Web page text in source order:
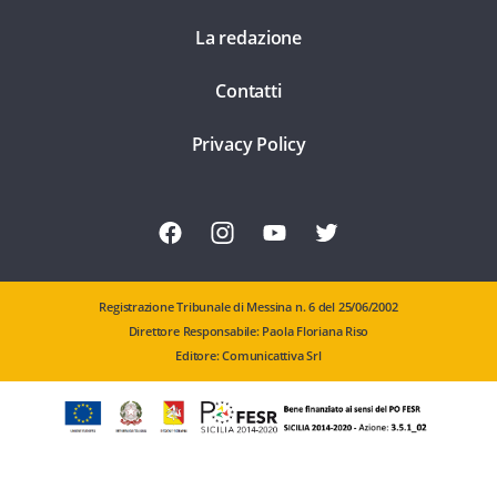
La redazione
Contatti
Privacy Policy
Registrazione Tribunale di Messina n. 6 del 25/06/2002
Direttore Responsabile: Paola Floriana Riso
Editore: Comunicattiva Srl